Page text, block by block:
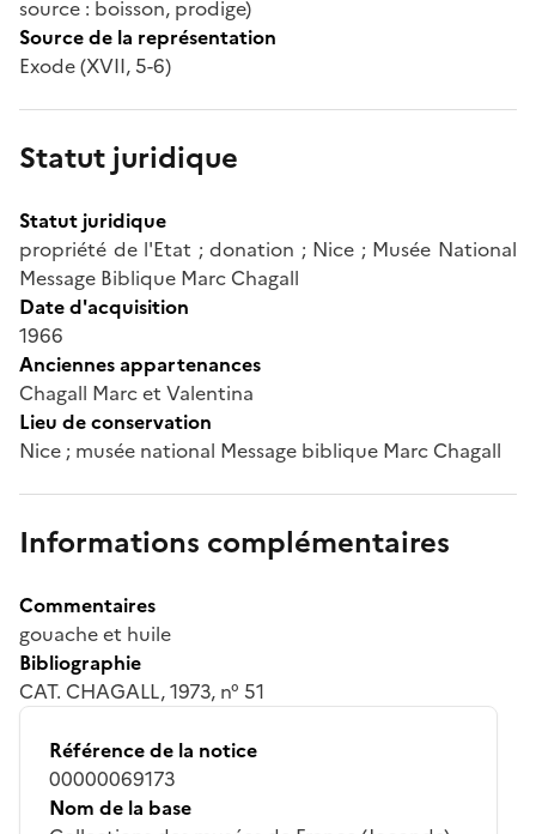
source : boisson, prodige)
Source de la représentation
Exode (XVII, 5-6)
Statut juridique
Statut juridique
propriété de l'Etat ; donation ; Nice ; Musée National
Message Biblique Marc Chagall
Date d'acquisition
1966
Anciennes appartenances
Chagall Marc et Valentina
Lieu de conservation
Nice ; musée national Message biblique Marc Chagall
Informations complémentaires
Commentaires
gouache et huile
Bibliographie
CAT. CHAGALL, 1973, n° 51
Référence de la notice
00000069173
Nom de la base